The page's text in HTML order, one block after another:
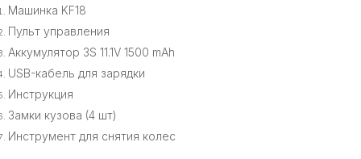
Машинка KF18
Пульт управления
Аккумулятор 3S 11.1V 1500 mAh
USB-кабель для зарядки
Инструкция
Замки кузова (4 шт)
Инструмент для снятия колес